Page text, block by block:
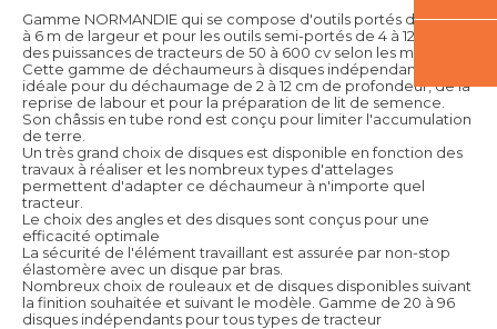
Gamme NORMANDIE qui se compose d'outils portés de 2,5 m
à 6 m de largeur et pour les outils semi-portés de 4 à 12 m pour
des puissances de tracteurs de 50 à 600 cv selon les modèles.
Cette gamme de déchaumeurs à disques indépendants est
idéale pour du déchaumage de 2 à 12 cm de profondeur, de la
reprise de labour et pour la préparation de lit de semence.
Son châssis en tube rond est conçu pour limiter l'accumulation
de terre.
Un très grand choix de disques est disponible en fonction des
travaux à réaliser et les nombreux types d'attelages
permettent d'adapter ce déchaumeur à n'importe quel
tracteur.
Le choix des angles et des disques sont conçus pour une
efficacité optimale
La sécurité de l'élément travaillant est assurée par non-stop
élastomère avec un disque par bras.
Nombreux choix de rouleaux et de disques disponibles suivant
la finition souhaitée et suivant le modèle. Gamme de 20 à 96
disques indépendants pour tous types de tracteur